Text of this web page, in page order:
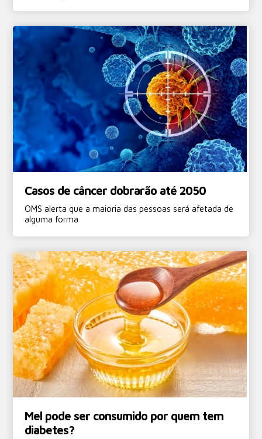
Casos de câncer dobrarão até 2050
OMS alerta que a maioria das pessoas será afetada de
alguma forma
Mel pode ser consumido por quem tem
diabetes?